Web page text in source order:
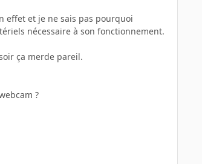
effet et je ne sais pas pourquoi
nécessaire à son fonctionnement.
ça merde pareil.
?